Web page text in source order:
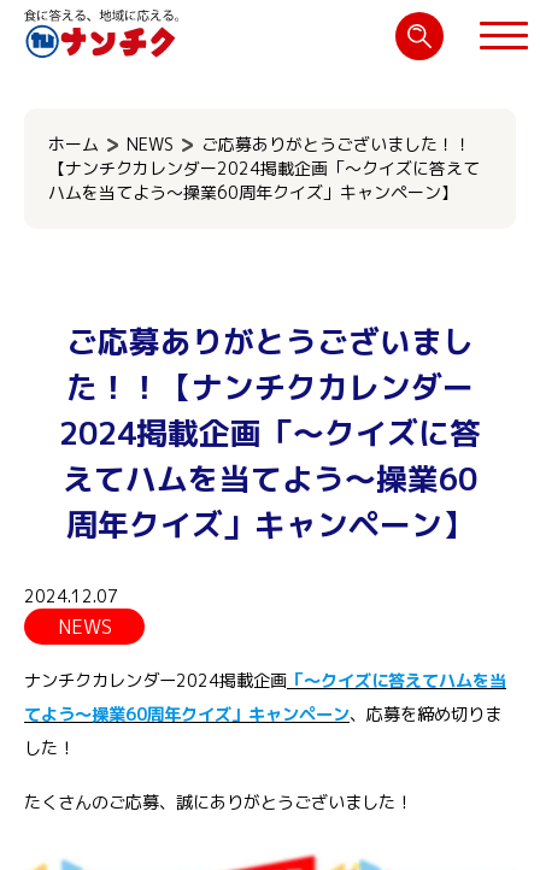
ホーム NEWS
ご応募ありがとうございました！！
【ナンチクカレンダー2024掲載企画「～クイズに答えて
ハムを当てよう～操業60周年クイズ」キャンペーン】
ご応募ありがとうございまし
た！！【ナンチクカレンダー
2024掲載企画「～クイズに答
えてハムを当てよう～操業60
周年クイズ」キャンペーン】
2024.12.07
NEWS
ナンチクカレンダー2024掲載企画 「～クイズに答えてハムを当
てよう～操業60周年クイズ」キャンペーン、応募を締め切りま
した！
たくさんのご応募、誠にありがとうございました！